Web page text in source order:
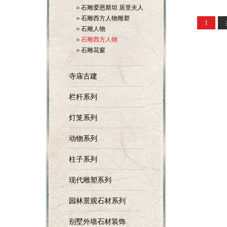
石雕爱恩斯坦 居里夫人
石雕西方人物雕塑
石雕人物
石雕西方人物
石雕花窗
寺庙古建
栏杆系列
灯笼系列
动物系列
柱子系列
现代雕塑系列
园林景观石材系列
别墅外墙石材装饰
1